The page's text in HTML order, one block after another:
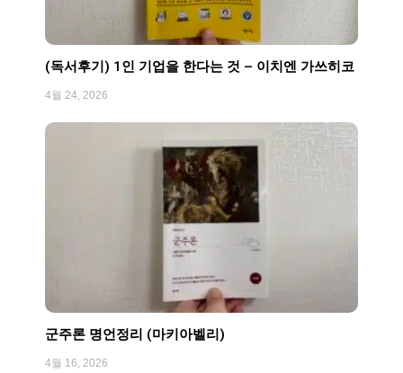
(독서후기) 1인 기업을 한다는 것 – 이치엔 가쓰히코
4월 24, 2026
군주론 명언정리 (마키아벨리)
4월 16, 2026